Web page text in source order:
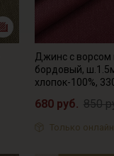
Джинс с ворсом
бордовый,
хлопок-100%,
680 руб. 850
Только